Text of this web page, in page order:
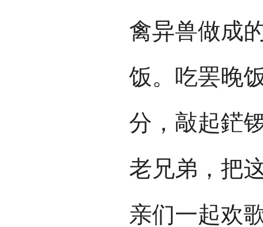
禽异兽做成
饭。吃罢晚
分，敲起鋩
老兄弟，把
亲们一起欢